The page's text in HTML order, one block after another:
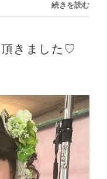
続きを読む
きました♡